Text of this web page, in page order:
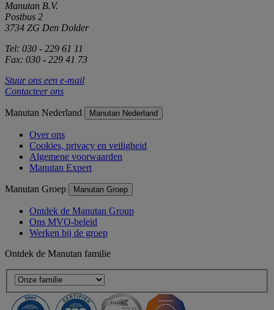
Manutan B.V.
Postbus 2
3734 ZG Den Dolder
Tel: 030 - 229 61 11
Fax: 030 - 229 41 73
Stuur ons een e-mail
Contacteer ons
Manutan Nederland Manutan Nederland
Over ons
Cookies, privacy en veiligheid
Algemene voorwaarden
Manutan Expert
Manutan Groep Manutan Groep
Ontdek de Manutan Group
Ons MVO-beleid
Werken bij de groep
Ontdek de Manutan familie